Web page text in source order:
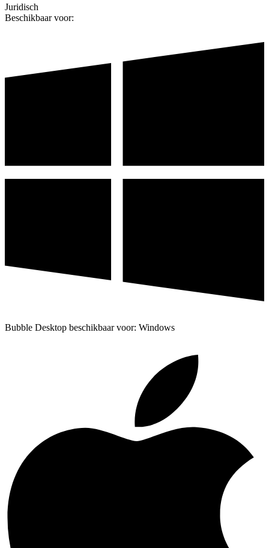
Juridisch
Beschikbaar voor:
Bubble Desktop beschikbaar voor: Windows